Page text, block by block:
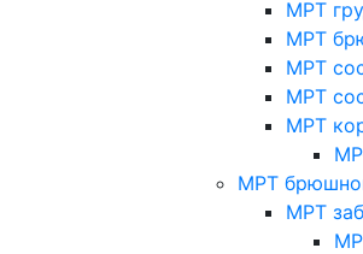
МРТ
МРТ
МРТ
МРТ
МРТ
МРТ
МРТ